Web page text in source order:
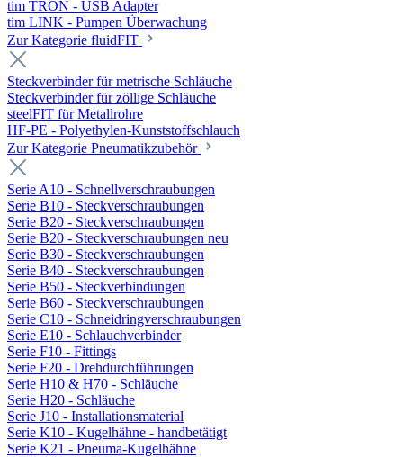
tim TRON - USB Adapter
tim LINK - Pumpen Überwachung
Zur Kategorie fluidFIT
Steckverbinder für metrische Schläuche
Steckverbinder für zöllige Schläuche
steelFIT für Metallrohre
HF-PE - Polyethylen-Kunststoffschlauch
Zur Kategorie Pneumatikzubehör
Serie A10 - Schnellverschraubungen
Serie B10 - Steckverschraubungen
Serie B20 - Steckverschraubungen
Serie B20 - Steckverschraubungen neu
Serie B30 - Steckverschraubungen
Serie B40 - Steckverschraubungen
Serie B50 - Steckverbindungen
Serie B60 - Steckverschraubungen
Serie C10 - Schneidringverschraubungen
Serie E10 - Schlauchverbinder
Serie F10 - Fittings
Serie F20 - Drehdurchführungen
Serie H10 & H70 - Schläuche
Serie H20 - Schläuche
Serie J10 - Installationsmaterial
Serie K10 - Kugelhähne - handbetätigt
Serie K21 - Pneuma-Kugelhähne